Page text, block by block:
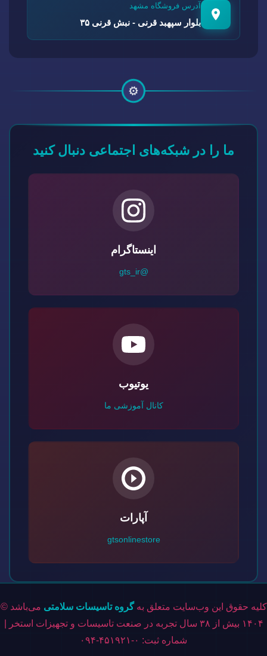
آدرس فروشگاه مشهد
بلوار سپهبد قرنی - نبش قرنی ۳۵
⚙️
ما را در شبکه‌های اجتماعی دنبال کنید
اینستاگرام
@gts_ir
یوتیوب
کانال آموزشی ما
آپارات
gtsonlinestore
کلیه حقوق این وب‌سایت متعلق بهگروه تاسیسات سلامتی می‌باشد ©
۱۴۰۴ بیش از ۳۸ سال تجربه در صنعت تاسیسات و تجهیزات استخر |
شماره ثبت: ۰-۴۵۱۹۲۱-۰۹۴